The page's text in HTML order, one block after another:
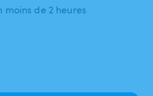
moins de 2 heures